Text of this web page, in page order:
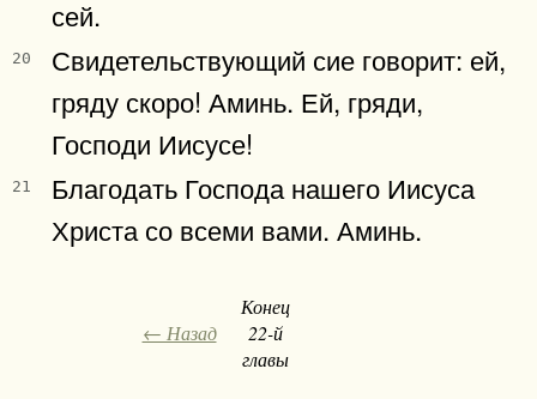
сей.
20
Свидетельствующий сие говорит: ей,
гряду скоро! Аминь. Ей, гряди,
Господи Иисусе!
21
Благодать Господа нашего Иисуса
Христа со всеми вами. Аминь.
← Назад
Конец
22-й
главы